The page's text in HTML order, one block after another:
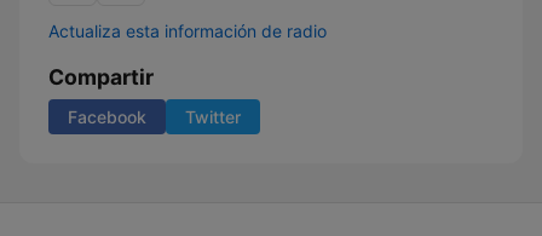
Actualiza esta información de radio
Compartir
Facebook Twitter